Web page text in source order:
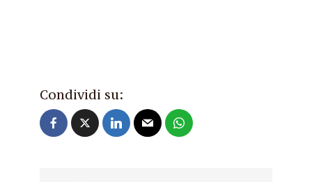
Condividi su: